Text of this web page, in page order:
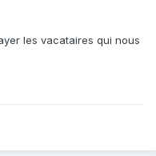
les vacataires qui nous